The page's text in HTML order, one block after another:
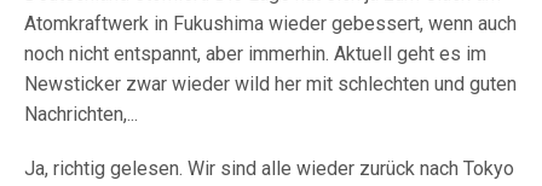
Atomkraftwerk in Fukushima wieder gebessert, wenn auch
noch nicht entspannt, aber immerhin. Aktuell geht es im
Newsticker zwar wieder wild her mit schlechten und guten
Nachrichten,...
Ja, richtig gelesen. Wir sind alle wieder zurück nach Tokyo